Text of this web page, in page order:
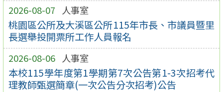
2026-08-07 人事室
桃園區公所及大溪區公所115年市長、市議員暨里
長選舉投開票所工作人員報名
2026-08-06 人事室
本校115學年度第1學期第7次公告第1-3次招考代
理教師甄選簡章(一次公告分次招考)公告